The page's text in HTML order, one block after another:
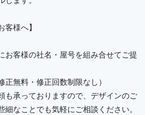
客様へ】
お客様の社名・屋号を組み合せてご提
正無料・修正回数制限なし）
も承っておりますので、デザインのご
細なことでも気軽にご相談ください。